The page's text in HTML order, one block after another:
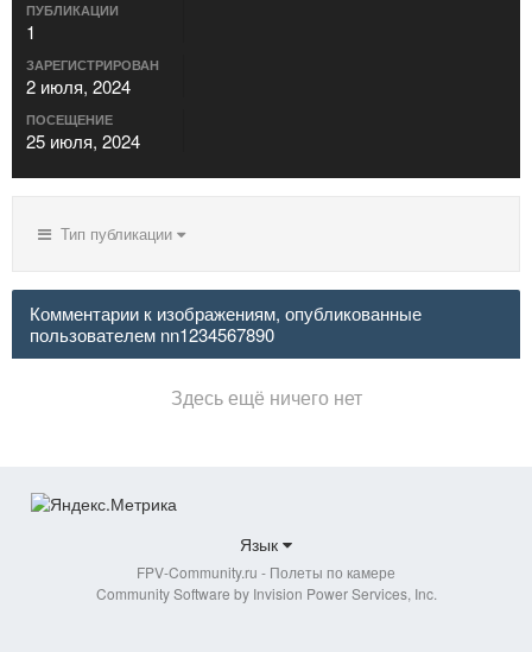
ПУБЛИКАЦИИ
1
ЗАРЕГИСТРИРОВАН
2 июля, 2024
ПОСЕЩЕНИЕ
25 июля, 2024
Тип публикации
Комментарии к изображениям, опубликованные
пользователем nn1234567890
Здесь ещё ничего нет
Язык
FPV-Community.ru - Полеты по камере
Community Software by Invision Power Services, Inc.